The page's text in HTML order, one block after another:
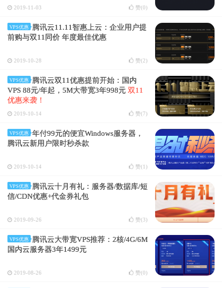
2019-11-03 赞(0)
VPS优惠
腾讯云11.11智惠上云：企业用户提
前购与双11同价 年度最佳优惠
2019-10-28 赞(2)
VPS优惠
腾讯云双11优惠提前开始：国内
VPS 88元/年起，5M大带宽3年998元 双11
优惠来袭！
2019-10-14 赞(7)
VPS优惠
年付99元的便宜Windows服务器，
腾讯云新用户限时秒杀款
2019-10-14 赞(1 )
VPS优惠
腾讯云十月有礼：服务器/数据库/短
信/CDN优惠+代金券礼包
2019-09-26 赞(3)
VPS优惠
腾讯云大带宽VPS推荐：2核/4G/6M
国内云服务器3年1499元
2019-08-26 赞(0)